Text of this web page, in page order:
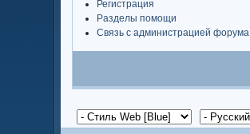
Регистрация
Разделы помощи
Связь с администрацией форума